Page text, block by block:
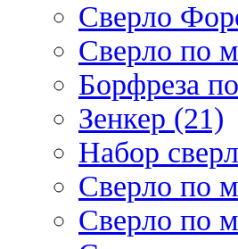
Сверло
Сверло по
Борфреза
Зенкер (21)
Набор
Сверло по
Сверло по